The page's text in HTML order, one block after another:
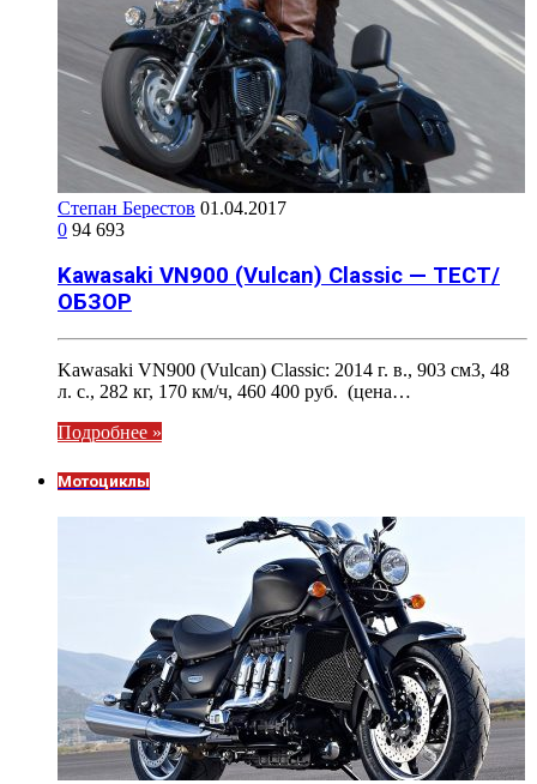
Степан Берестов 01.04.2017
0 94 693
Kawasaki VN900 (Vulcan) Classic — ТЕСТ/
ОБЗОР
Kawasaki VN900 (Vulcan) Classic: 2014 г. в., 903 см3, 48
л. с., 282 кг, 170 км/ч, 460 400 руб. (цена…
Подробнее »
Мотоциклы